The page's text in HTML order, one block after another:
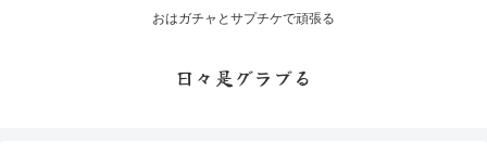
おはガチャとサプチケで頑張る
日々是グラブる